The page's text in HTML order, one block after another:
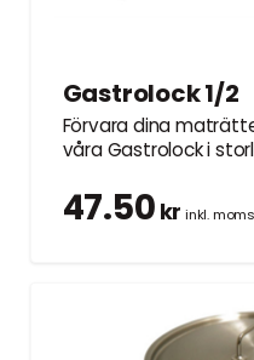
Gastrolock 1/2
Förvara dina
våra Gastrolock i
47.50 kr inkl. moms